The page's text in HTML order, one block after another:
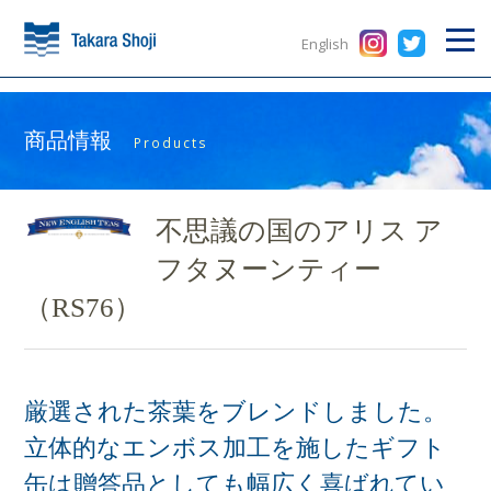
English
商品情報 Products
不思議の国のアリス ア
フタヌーンティー
（RS76）
厳選された茶葉をブレンドしました。
立体的なエンボス加工を施したギフト
缶は贈答品としても幅広く喜ばれてい